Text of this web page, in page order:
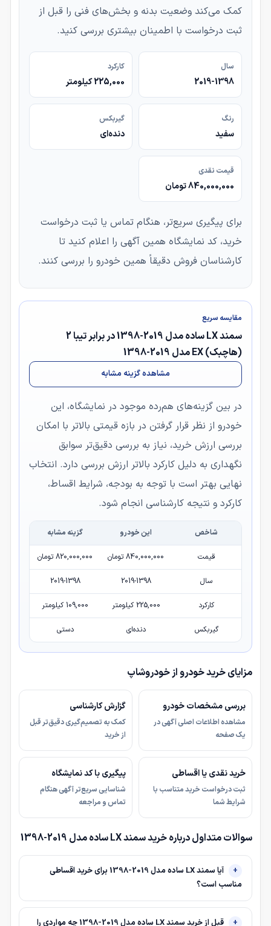
کمک می‌کند وضعیت بدنه و بخش‌های فنی را قبل از
ثبت درخواست با اطمینان بیشتری بررسی کنید.
سال
2019-1398
کارکرد
225,000 کیلومتر
رنگ
سفید
گیربکس
دنده‌ای
قیمت نقدی
840,000,000 تومان
برای پیگیری سریع‌تر، هنگام تماس یا ثبت درخواست
خرید، کد نمایشگاه همین آگهی را اعلام کنید تا
کارشناسان فروش دقیقاً همین خودرو را بررسی کنند.
مقایسه سریع
سمند LX ساده مدل 2019-1398 در برابر تیبا 2
(هاچبک) EX مدل 2019-1398
مشاهده گزینه مشابه
در بین گزینه‌های هم‌رده موجود در نمایشگاه، این
خودرو از نظر قرار گرفتن در بازه قیمتی بالاتر با امکان
بررسی ارزش خرید، نیاز به بررسی دقیق‌تر سوابق
نگهداری به دلیل کارکرد بالاتر ارزش بررسی دارد. انتخاب
نهایی بهتر است با توجه به بودجه، شرایط اقساط،
کارکرد و نتیجه کارشناسی انجام شود.
شاخص این خودرو گزینه مشابه
قیمت 840,000,000 تومان 820,000,000 تومان
سال 2019-1398
2019-1398
کارکرد 225,000 کیلومتر 109,000 کیلومتر
گیربکس دنده‌ای دستی
مزایای خرید خودرو از خودروشاپ
بررسی مشخصات خودرو
مشاهده اطلاعات اصلی آگهی در
یک صفحه
گزارش کارشناسی
کمک به تصمیم‌گیری دقیق‌تر قبل
از خرید
خرید نقدی یا اقساطی
ثبت درخواست خرید متناسب با
شرایط شما
پیگیری با کد نمایشگاه
شناسایی سریع‌تر آگهی هنگام
تماس و مراجعه
سوالات متداول درباره خرید سمند LX ساده مدل 2019-1398
آیا سمند LX ساده مدل 2019-1398 برای خرید اقساطی
مناسب است؟
قبل از خرید سمند LX ساده مدل 2019-1398 چه مواردی را